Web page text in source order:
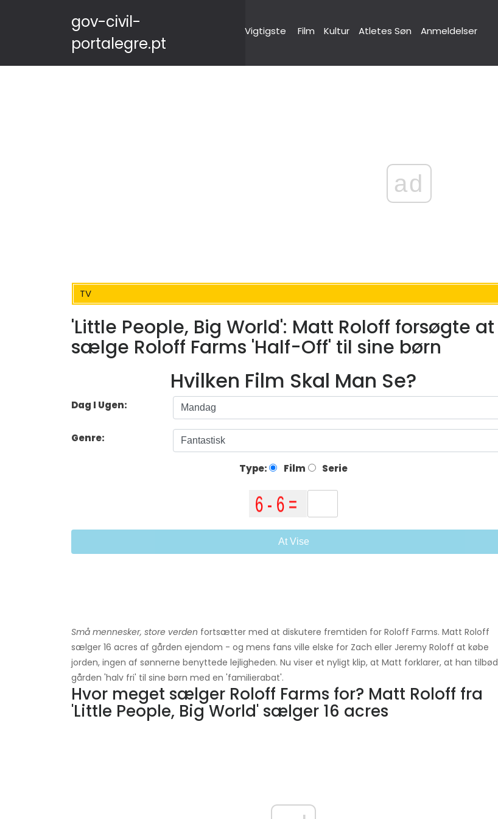
gov-civil-
portalegre.pt
Vigtigste Film Kultur Atletes Søn Anmeldelser
ad
TV
'Little People, Big World': Matt Roloff forsøgte at
sælge Roloff Farms 'Half-Off' til sine børn
Hvilken Film Skal Man Se?
Dag I Ugen:
Genre:
Type: Film Serie
At Vise
Små mennesker, store verden fortsætter med at diskutere fremtiden for Roloff Farms. Matt Roloff
sælger 16 acres af gården ejendom - og mens fans ville elske for Zach eller Jeremy Roloff at købe
jorden, ingen af ​​sønnerne benyttede lejligheden. Nu viser et nyligt klip, at Matt forklarer, at han tilbød
gården 'halv fri' til sine børn med en 'familierabat'.
Hvor meget sælger Roloff Farms for? Matt Roloff fra
'Little People, Big World' sælger 16 acres